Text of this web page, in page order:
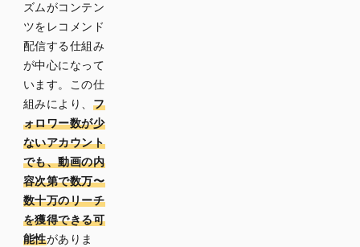
動画
裏技・
豆知識
動画
製造裏
側・工
場紹介
動画
食品業
界のシ
ョート
ズムがコンテン
ツをレコメンド
配信する仕組み
が中心になって
います。この仕
組みにより、フ
ォロワー数が少
ないアカウント
でも、動画の内
容次第で数万〜
数十万のリーチ
を獲得できる可
能性がありま